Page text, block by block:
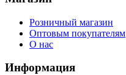
Розничный магазин
Оптовым покупателям
О нас
Информация